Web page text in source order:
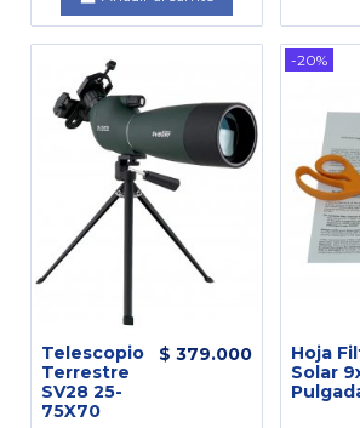
Telescopio
Terrestre
SV28 25-
75X70
$ 379.000
-20%
Hoja
Solar